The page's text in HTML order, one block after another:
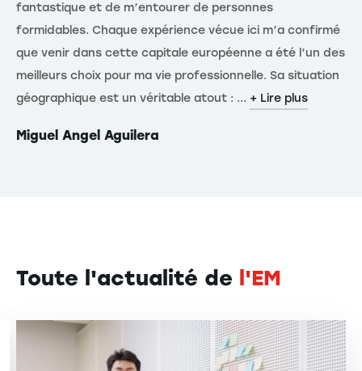
fantastique et de m’entourer de personnes
formidables. Chaque expérience vécue ici m’a confirmé
que venir dans cette capitale européenne a été l’un des
meilleurs choix pour ma vie professionnelle. Sa situation
géographique est un véritable atout : ... + Lire plus
Miguel Angel Aguilera
Toute l'actualité de l'EM